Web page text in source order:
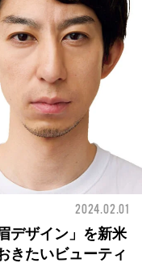
2024.02.01
デザイン」を新米
きたいビューティ